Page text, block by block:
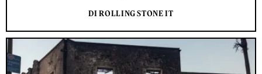
DI ROLLING STONE IT